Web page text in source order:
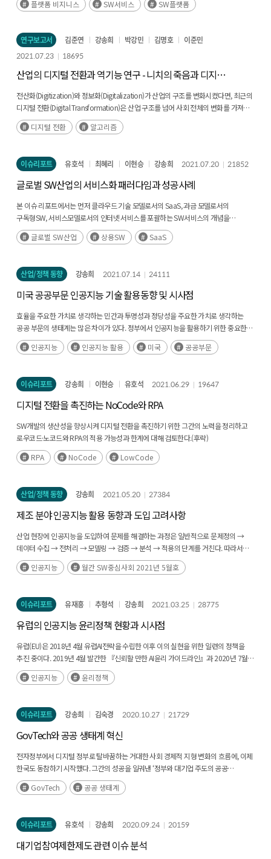
정도이다. 오픈소스 전문기업의 주요 오픈소스 비즈니스 모델은 오픈 코어 모델, 시스템
있다. 그리고, 오픈소스 사업화 단계는 3단계(프로젝트 -> 제품화 -> 수익화)로
구분되며 이 과정에서 오픈소스는 SW 신기술 홍보ž확산을 위한 기술 마케팅 수단으로
따라 유럽, 영국, 미국에서는 오픈소스의 국가 경제에 미치는 효과에 대한 새로운
효과를 950억 유로로 추정하였으며, 영국에서는 2020년 영국 경제에 미치는
오픈소스의 경제적 효과를 431억 파운드로 추정하였다. 미국에서는 아파치 재단의
아파치 웹 서버의 경제적 효과를 120억 달러로 추정하였고 미국의 GPS의 오픈소스
협력의 경제적 가치를 1조 4천억 달러로 추정하였다. 이와 같이 오픈소스는 국가 경제,
지원이 필요하다고 제안하고 있다. 글로벌 오픈소스 전문기업 현황 분석을 위해
크런치베이스에서 오픈소스 기업으로 분류한 2130개의 기업 목록을 활용하였다.
크런치베이스는 4천개 이상의 벤쳐 캐피털 회사가 이용하는 대표적인 글로벌 테크
기업의 130개 넘는 데이터 중에서 자료 제공률, 데이터 중요성을 감안하여 27개의
자료 항목(기업 유형, 지역, 설립연도, 매출 규모, 종사자 수, 경쟁 기업 수, 투자 횟수,
투자 유형, 투자 연도, M&A 등)을 선정하여 글로벌 오픈소스 전문기업 현황을
분석하였다. [그림 2] 연도별 오픈소스 전문기업의 수 분석 결과 오픈소스 전문기업은
2000년대에 오픈소스 전문기업의 수가 급격히 증가하기 시작하였고, 투자 규모는 최근
5년 이내에 급상승하였다. 소수이지만 일부 기업은 매출 규모가 10 달러를 초과할
정도로 시장에서 큰 영향력을 발휘하고 있지만 보편적인 오픈소스 전문기업은
가지고 있었고, 많은 데이터들의 자료가 제공되지 않는 상황이었기 때문에 한정적
분석을 할 수 밖에 없었다. 오픈소스 전문기업의 성장 요인 분석을 위해 오픈소스
사업화에 대한 조작적 정의를 기술 이전법 제 2조에 정의된 기술 사업화 정의를
이용하여 “오픈소스 기술을 이용하여 제품을 개발·생산 또는 판매하거나 그 과정의
추가로 참고하여 크런치베이스 제공 정보를 기반으로 오픈소스 전문기업의 일반
사업화 성과로 매출, 제품ž서비스 수, 외부 투자액, 종사자 수 4가지를 선정하였고 일반
사업화 요인으로 특허 수, 활용 SW 제품수, IT 지출, 기사 수, 행사 참여 수, M&A, 창업자
플랫폼인 깃허브에서 오픈소스 사업화 요인과 성과로써 오픈소스 기업 정보 3가지
(오픈소스 업 팔로워 수, 오픈소스 인력 수, 저장소 수)와 대표 오픈소스 프로젝트 정보
6가지(스타 수, 워칭 수, 포크 수, 커밋 수, 기여자 수, 라이선스 유형)로 선정하여 다앙햔
사업화 요인과 성과간의 가설을 수립하였다. 가설 검증을 위한 연구 모형으로 ① 일반
일반 사업화 요인 -> 오픈소스 사업화 성과, ④ 오픈소스 사업화 요인 -> 오픈소스
사업화 성과, ⑤ 오픈소스 라이선스 -> 일반 사업화 성과, ⑥ 오픈소스 라이선스 ->
오픈소스 사업화 성과을 설정하여 모형별 가설을 통계적 방법론(단순 회귀 분석, 분산
오픈소스 사업화 요인과 일반 사업화 성과에 대한 통계적 분석 결과 오픈소스 사업화
요인이 일반 사업화 성과 중 매출과 상표권 수와 통계적 유의성이 가장 많았기 때문에
오픈소스 활동이 기업 매출 증가와 제품 다양화에 기여한다고 해석할 수 있다. 그리고
기업 사업화 성장에 영향을 많이 준 오픈소스 사업화 요인으로는 프로젝트 기여자 수,
다양한 오픈소스 활동 중에 프로젝트 기여자 수와 와칭 수를 늘리기 위한 기술 홍보와
기업 오픈소스 인력 확보 및 오픈소스 개발 활성화가 중요하다고 해석된다. 오픈소스
사업화 성과와 관련된 주요 일반 사업화 요인으로는 기술적 측면의 특허 수와 활용 SW
수가 있으며 기업 홍보 측면의 기사 수가 통계적 유의성이 많았기 때문에 오픈소스는
기술 역량 확보를 위한 노력과 함께 홍보(기술 마케팅) 역량 강화가 필요하다고
해석된다. 그리고 최근 늘어나는 상용 오픈소스 라이선스의 경우 퍼미시브 라이선스
프로젝트들에 비해 매출, 상표권 수, 직원 수와 프로젝트 와칭 수에서 통계적 차이가
있었기 때문에 상용 오픈소스 라이선스는 매출 증가, 제품 다양화, 직원 수 증가에
와칭 수가 가장 유의미한 요인으로 해석된다. 글로벌 오픈소스 전문기업 현황 분석과
오픈소스 전문기업의 사업화 성장 요인 분석 결과를 종합적으로 해석하여 결론에서
핵심 정책적 시사점으로 오픈소스 전문기업 육성을 제시하며 이를 위한 추가 시사점을
3가지를 더 제시하였다. ① 기술 마케팅 측면에서 오픈소스 사업화 지원 - 지원 1:
오픈소스 프로젝트 활성화 지원 - 지원 2: 오픈소스 제품화를 위한 비즈니스 협업 지원
② 오픈소스 기업 중점 지원 방향 - 프로젝트 활성화(기여자 수, 와칭 수)를 위한 홍보
지원 - 오픈소스 인력 양성 ③ 오픈소스 기술 경쟁력 강화를 위한 글로벌 생태계 참여
지원 5. 정책적 활용 내용 SW 산업 육성과 국가 경쟁력 강화를 위해 오픈소스 중요성이
측면에서 현격한 차이가 있기 때문에 오픈소스 정책 수립에 있어 빅테크 기업 사례는
정책 수립에 어려움이 있다. 하지만 글로벌 오픈소스 전문기업들은 규모 면에서 국내
SW 기업들과 비슷하기 때문에 이들 기업에 대한 상세한 연구는 오픈소스 정책 수립 및
플랫폼 비지니스 SW서비스 SW플랫폼
연구보고서 김준연 강송희 박강민 김명호
이준민
2021.07.23
18695
산업의 디지털 전환과 역기능 연구 - 니치의 죽음과 디지털
카르텔
전산화(Digitization)와 정보화(Digitalization)가 산업의 구조를 변화시켰다면, 최근의
디지털 전환(Digital Transformation)은 산업 구조를 넘어 사회 전체의 변화를 가져옴
(후략)
디지털 전환 알고리즘
이슈리포트 유호석 최혜리 이현승 강송희 2021.07.20 21852
글로벌 SW산업의 서비스화 패러다임과 성공사례
본 이슈 리포트에서는 먼저 클라우드 기술 모델로서의 SaaS, 과금 모델로서의
구독형SW, 서비스모델로서의 인터넷 서비스를 포괄하는 SW서비스의 개념을
제시한다. 이러한 개념적 정의하에서 글로벌 1위 SaaS인 세일즈포스, 삼성의
물류BPO서비스, 국제기구인 UNCTAD의 ASYCUDA를 SW서비스의 대표적
것이 아니라, 산업 내, 산업 간, 국가 간 다양한 파트너를 참여시켜 협력했다는 공통점이
있었다. 특히 세일즈포스의 경우에는 인터넷 서비스(B2C)에 주로 적용되는 양면
플랫폼 전략을 기업용SW(B2B)에 적용함으로써 글로벌 확장성을 확보할 수 있다는
것을 보여주고 있다.
글로벌 SW산업 상용SW SaaS
산업/정책 동향 강송희 2021.07.14 24111
미국 공공부문 인공지능 기술 활용동향 및 시사점
효율을 주요한 가치로 생각하는 민간과 투명성과 정당성을 주요한 가치로 생각하는
공공 부문의 생태계는 많은 차이가 있다. 정부에서 인공지능을 활용하기 위한 중요한
질문 두 가지는 첫째, 인공지능을 공공부문에 활용한다면 어디에 할 수 있고, 선행
사례가 있는가? 라는 것이며, 둘째, 민간과 정부의 인공지능 역량 격차는 어떻게 해결할
살펴보고 위 두 가지 질문에 대한 해답을 고민해 본다.
인공지능 인공지능 활용 미국 공공부문
이슈리포트 강송희 이현승 유호석 2021.06.29 19647
디지털 전환을 촉진하는 NoCode와 RPA
SW개발의 생산성을 향상시켜 디지털 전환을 촉진하기 위한 그간의 노력을 정리하고
로우코드·노코드와 RPA의 적용 가능성과 한계에 대해 검토한다.(후략)
RPA
NoCode LowCode
산업/정책 동향 강송희 2021.05.20 27384
제조 분야 인공지능 활용 동향과 도입 고려사항
산업 현장에 인공지능을 도입하여 문제를 해결하는 과정은 일반적으로 문제정의 →
데이터 수집 → 전처리 → 모델링 → 검증 → 분석 → 적용의 단계를 거친다. 따라서
인공지능 활용을 고민하는 제조 분야 기업의 경우 반드시 해야 할 첫 질문은 문제 정의,
즉 인공지능을 활용하는 목적과 기대효과에 관한 것이다. 인공지능을 생산성 향상이나
강화하거나 옵션을 제공할 것인지, 혹은 비즈니스 모델을 전환할 것인지를 먼저
고민해야 한다. 이러한 고민을 해결하기 위한 실마리는 제조 산업 현장에서 현재
인공지능의 어떤 기술이 어떤 분야에서 사용되고 있는지, 즉 인공지능으로 무엇을 할 수
있는지 살펴봄으로써 얻을 수 있다. 제조 기업 입장에서는 인공지능이 제조 산업 현장에
현재 어느 정도 수준으로 적용되는지를 알아야 무모한 도전에 의해 발생하는 탐색 및
기회비용을 최소화할 수 있는 것이다.
인공지능 월간 SW중심사회 2021년 5월호
이슈리포트 유재흥 추형석 강송희 2021.03.25 28775
유럽의 인공지능 윤리정책 현황과 시사점
유럽(EU)은 2018년 4월 유럽AI전략을 수립한 이후 이의 실현을 위한 일련의 정책을
추진 중이다. 2019년 4월 발간한 『신뢰할 만한 AI윤리 가이드라인』과 2020년 7월
공개한 AI 윤리 『평가 목록(assessment list)』은 이러한 노력의 결과다. 이 작업은
52인으로 구성된 AI고위전문가(후략)
인공지능 윤리정책
이슈리포트 강송희 김숙경 2020.10.27 21729
GovTech와 공공 생태계 혁신
전자정부에서 디지털 정부로 탈바꿈하는 거대한 사회 경제적 지형 변화의 흐름에, 이제
한국도 동참하기 시작했다. 그간의 성공을 일궈낸 ‘정부와 대기업 주도의 공공
소프트웨어 혁신 생태계’가 변화하는 길목에 서 있는 것이다(후략)
GovTech 공공 생태계
이슈리포트 유호석 강송희 2020.09.24 20159
대기업참여제한제도 관련 이슈 분석